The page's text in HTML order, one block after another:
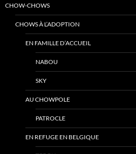
CHOW-CHOWS
CHOWS À L’ADOPTION
EN FAMILLE D’ACCUEIL
NABOU
SKY
AU CHOWPOLE
PATROCLE
EN REFUGE EN BELGIQUE